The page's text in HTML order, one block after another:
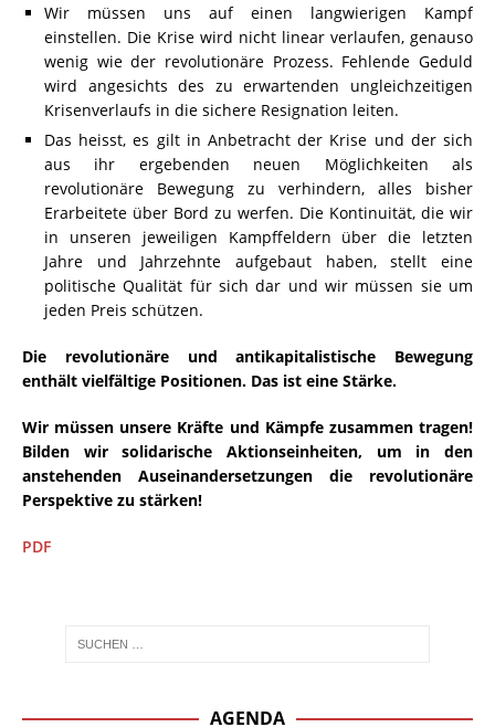
Wir müssen uns auf einen langwierigen Kampf
einstellen. Die Krise wird nicht linear verlaufen, genauso
wenig wie der revolutionäre Prozess. Fehlende Geduld
wird angesichts des zu erwartenden ungleichzeitigen
Krisenverlaufs in die sichere Resignation leiten.
Das heisst, es gilt in Anbetracht der Krise und der sich
aus ihr ergebenden neuen Möglichkeiten als
revolutionäre Bewegung zu verhindern, alles bisher
Erarbeitete über Bord zu werfen. Die Kontinuität, die wir
in unseren jeweiligen Kampffeldern über die letzten
Jahre und Jahrzehnte aufgebaut haben, stellt eine
politische Qualität für sich dar und wir müssen sie um
jeden Preis schützen.
Die revolutionäre und antikapitalistische Bewegung
enthält vielfältige Positionen. Das ist eine Stärke.
Wir müssen unsere Kräfte und Kämpfe zusammen tragen!
Bilden wir solidarische Aktionseinheiten, um in den
anstehenden Auseinandersetzungen die revolutionäre
Perspektive zu stärken!
PDF
AGENDA